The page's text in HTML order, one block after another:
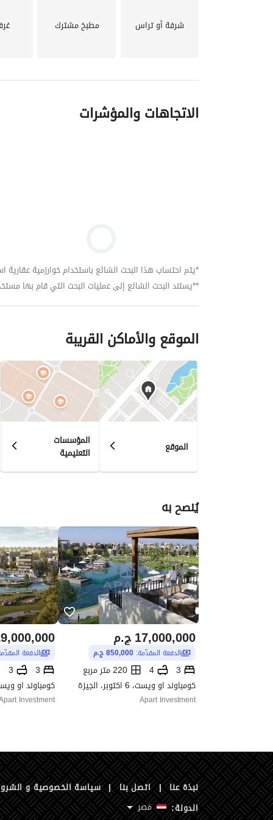
شرفة أو تراس مطبخ مشترك
الاتجاهات والمؤشرات
*يتم احتساب هذا البحث الشائع باستخدام خوارزمية عقارية
**يستند البحث الشائع إلى عمليات البحث التي قام بها مستخدمي
الموقع والأماكن القريبة
الموقع المؤسسات
التعليمية
يُنصح به
ج.م17,000,000
الدفعة المقدّمة: 850,000 ج.م
3
4
220 متر مربع
كومباوند او ويست، 6 اكتوبر، الجيزة
Apart Investment
الدفعة
3
3
كومباوند او ويست، 6 اكتوبر،
Investment
نبذة عنا | اتصل بنا | سياسة الخصوصية و
الدولة:
مَصر